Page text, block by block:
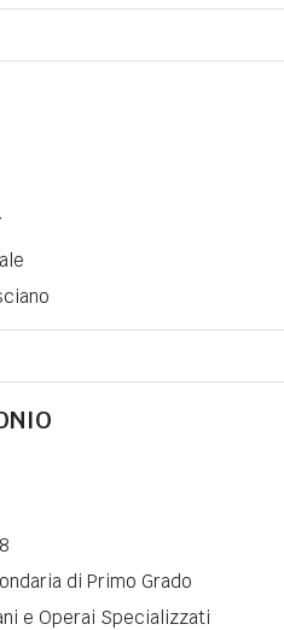
di Primo Grado
e Operai Specializzati